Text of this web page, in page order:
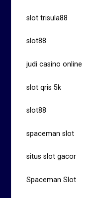
slot trisula88
slot88
judi casino online
slot qris 5k
slot88
spaceman slot
situs slot gacor
Spaceman Slot